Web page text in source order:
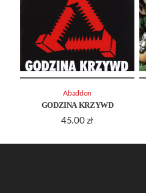
GODZINA KRZYWD
45.00 zł
Abaddon